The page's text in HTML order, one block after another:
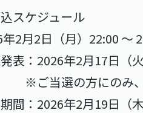
スケジュール
2月2日（月）22:00 〜
表：2026年2月17日（
当選の方にのみ、ご
間：2026年2月19日（